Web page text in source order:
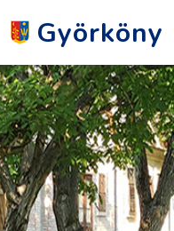
Györköny